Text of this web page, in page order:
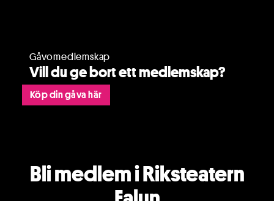
Gåvomedlemskap
Vill du ge bort ett medlemskap?
Köp din gåva här
Bli medlem i Riksteatern